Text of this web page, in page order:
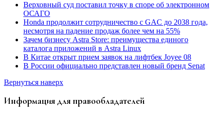
Верховный суд поставил точку в споре об электронном
ОСАГО
Honda продолжит сотрудничество с GAC до 2038 года,
несмотря на падение продаж более чем на 55%
Зачем бизнесу Astra Store: преимущества единого
каталога приложений в Astra Linux
В Китае открыт прием заявок на лифтбек Joyee 08
В России официально представлен новый бренд Senat
Вернуться наверх
Информация для правообладателей